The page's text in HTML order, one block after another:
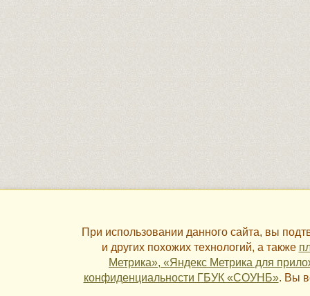
При использовании данного сайта, вы
и других похожих технологий, а также
Метрика», «Яндекс Метрика для
конфиденциальности ГБУК «СОУНБ». Вы